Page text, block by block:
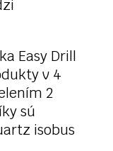
Easy Drill
v 4
2
sú
isobus